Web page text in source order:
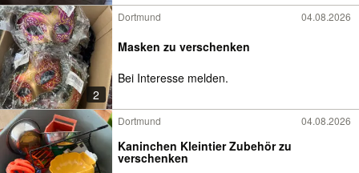
2
Dortmund 04.08.2026
Masken zu verschenken
Bei Interesse melden.
Dortmund 04.08.2026
Kaninchen Kleintier Zubehör zu
verschenken